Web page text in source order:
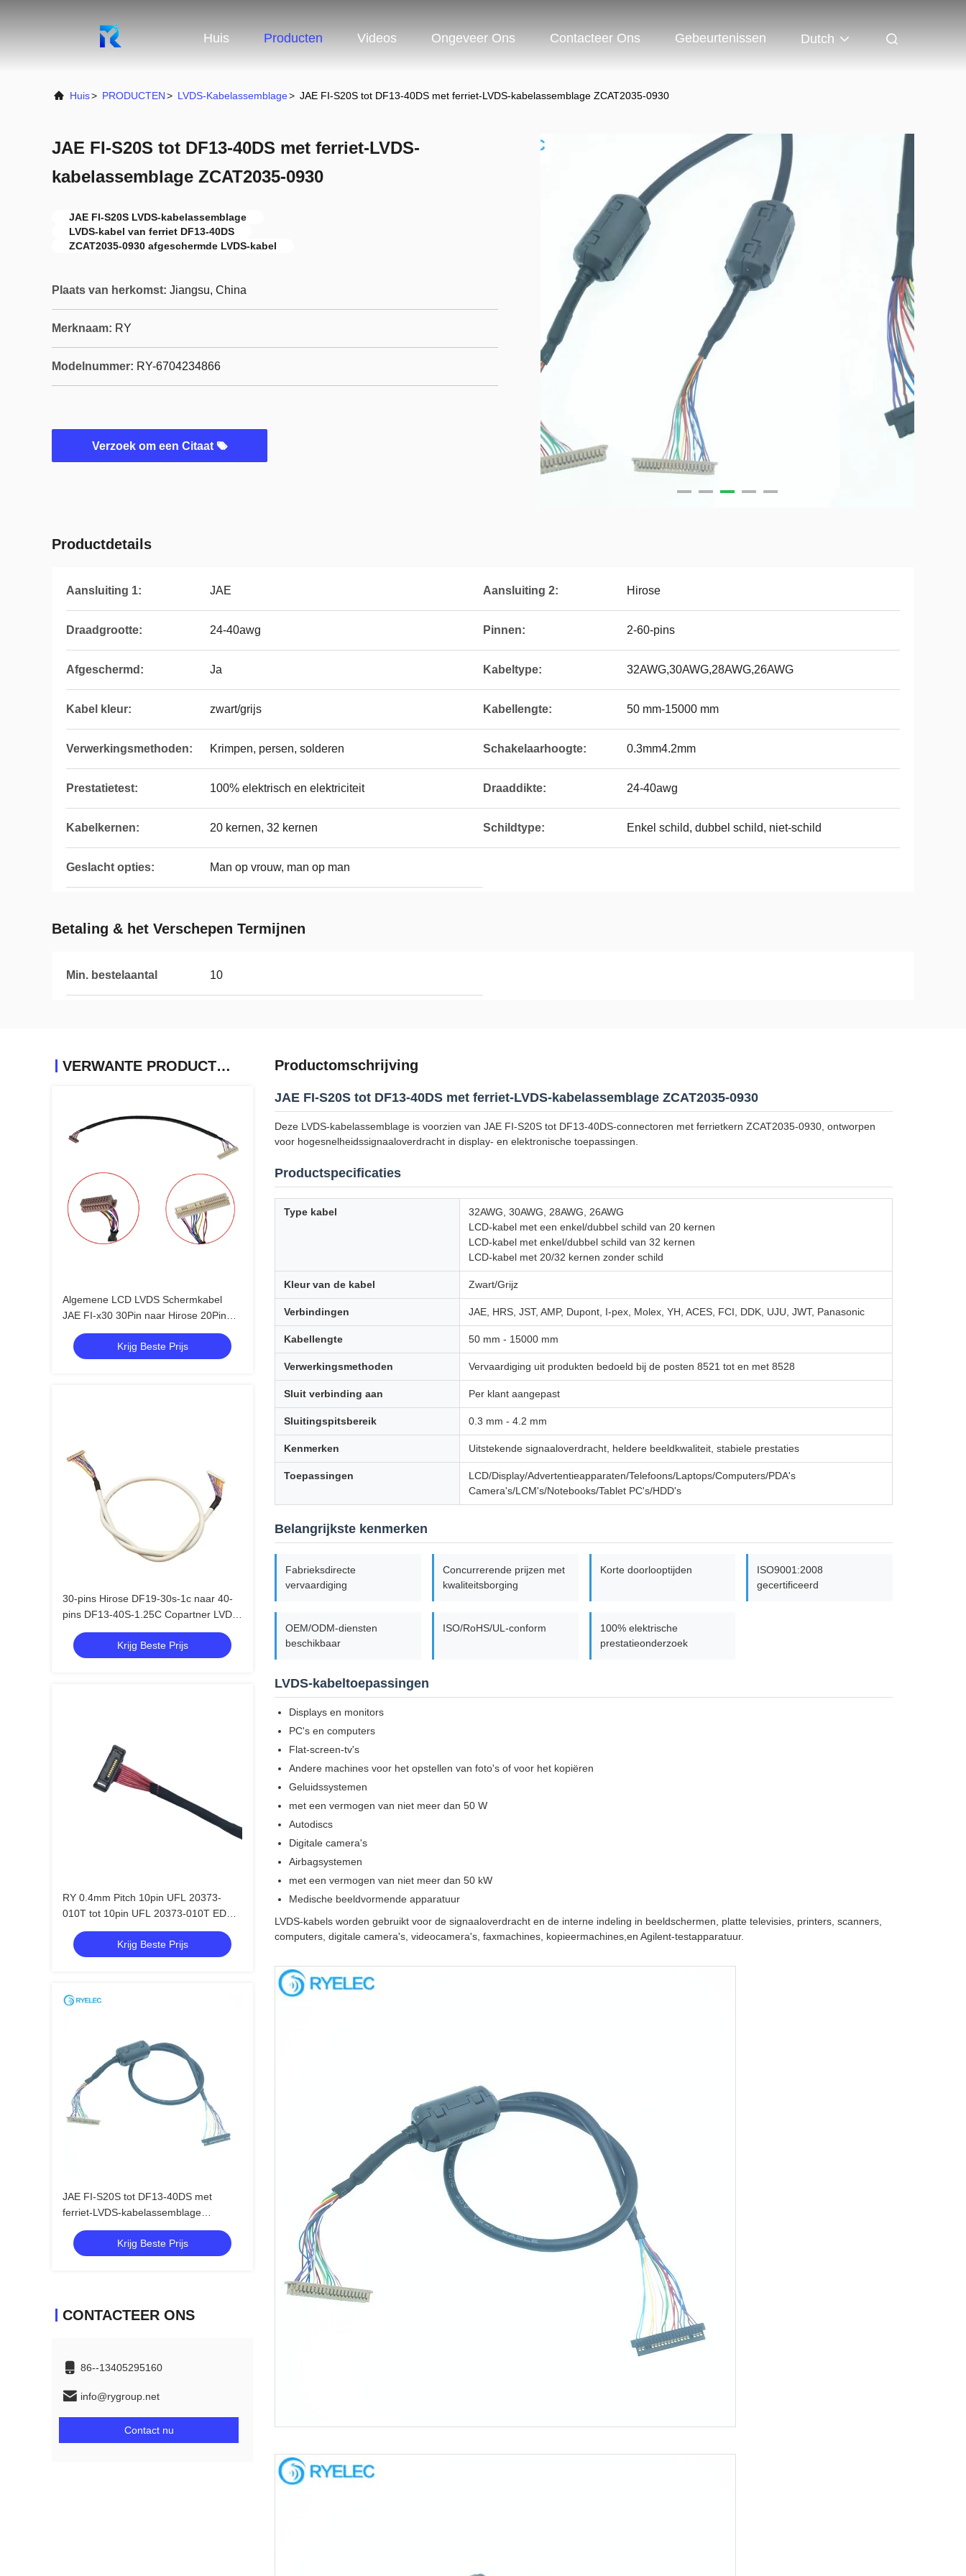
Huis Producten Videos Ongeveer Ons Contacteer Ons Gebeurtenissen Dutch
Huis> PRODUCTEN> LVDS-Kabelassemblage> JAE FI-S20S tot DF13-40DS met ferriet-LVDS-kabelassemblage ZCAT2035-0930
JAE FI-S20S tot DF13-40DS met ferriet-LVDS-
kabelassemblage ZCAT2035-0930
JAE FI-S20S LVDS-kabelassemblage
LVDS-kabel van ferriet DF13-40DS
ZCAT2035-0930 afgeschermde LVDS-kabel
Plaats van herkomst: Jiangsu, China
Merknaam: RY
Modelnummer: RY-6704234866
Verzoek om een Citaat
Productdetails
Aansluiting 1: JAE Aansluiting 2: Hirose
Draadgrootte: 24-40awg Pinnen: 2-60-pins
Afgeschermd: Ja Kabeltype: 32AWG,30AWG,28AWG,26AWG
Kabel kleur: zwart/grijs Kabellengte: 50 mm-15000 mm
Verwerkingsmethoden: Krimpen, persen, solderen Schakelaarhoogte: 0.3mm4.2mm
Prestatietest: 100% elektrisch en elektriciteit Draaddikte: 24-40awg
Kabelkernen: 20 kernen, 32 kernen Schildtype: Enkel schild, dubbel schild, niet-schild
Geslacht opties: Man op vrouw, man op man
Betaling & het Verschepen Termijnen
Min. bestelaantal 10
VERWANTE PRODUCTEN
Algemene LCD LVDS Schermkabel
JAE FI-x30 30Pin naar Hirose 20Pin
DF13 Getwiste 20276 Afgeschermde
Draad voor Driver Board
Krijg Beste Prijs
30-pins Hirose DF19-30s-1c naar 40-
pins DF13-40S-1.25C Copartner LVDS
LCD-kabel
Krijg Beste Prijs
RY 0.4mm Pitch 10pin UFL 20373-
010T tot 10pin UFL 20373-010T EDP
Micro Coax AWG36 Lvds Kabel
Assembly
Krijg Beste Prijs
JAE FI-S20S tot DF13-40DS met
ferriet-LVDS-kabelassemblage
ZCAT2035-0930
Krijg Beste Prijs
CONTACTEER ONS
86--13405295160
info@rygroup.net
Contact nu
Productomschrijving
JAE FI-S20S tot DF13-40DS met ferriet-LVDS-kabelassemblage ZCAT2035-0930
Deze LVDS-kabelassemblage is voorzien van JAE FI-S20S tot DF13-40DS-connectoren met ferrietkern ZCAT2035-0930, ontworpen
voor hogesnelheidssignaaloverdracht in display- en elektronische toepassingen.
Productspecificaties
Type kabel
32AWG, 30AWG, 28AWG, 26AWG
LCD-kabel met een enkel/dubbel schild van 20 kernen
LCD-kabel met enkel/dubbel schild van 32 kernen
LCD-kabel met 20/32 kernen zonder schild
Kleur van de kabel Zwart/Grijz
Verbindingen JAE, HRS, JST, AMP, Dupont, I-pex, Molex, YH, ACES, FCI, DDK, UJU, JWT, Panasonic
Kabellengte 50 mm - 15000 mm
Verwerkingsmethoden Vervaardiging uit produkten bedoeld bij de posten 8521 tot en met 8528
Sluit verbinding aan Per klant aangepast
Sluitingspitsbereik 0.3 mm - 4.2 mm
Kenmerken Uitstekende signaaloverdracht, heldere beeldkwaliteit, stabiele prestaties
Toepassingen
LCD/Display/Advertentieapparaten/Telefoons/Laptops/Computers/PDA's
Camera's/LCM's/Notebooks/Tablet PC's/HDD's
Belangrijkste kenmerken
Fabrieksdirecte
vervaardiging
Concurrerende prijzen met
kwaliteitsborging
Korte doorlooptijden
ISO9001:2008
gecertificeerd
OEM/ODM-diensten
beschikbaar
ISO/RoHS/UL-conform
100% elektrische
prestatieonderzoek
LVDS-kabeltoepassingen
Displays en monitors
PC's en computers
Flat-screen-tv's
Andere machines voor het opstellen van foto's of voor het kopiëren
Geluidssystemen
met een vermogen van niet meer dan 50 W
Autodiscs
Digitale camera's
Airbagsystemen
met een vermogen van niet meer dan 50 kW
Medische beeldvormende apparatuur
LVDS-kabels worden gebruikt voor de signaaloverdracht en de interne indeling in beeldschermen, platte televisies, printers, scanners,
computers, digitale camera's, videocamera's, faxmachines, kopieermachines,en Agilent-testapparatuur.